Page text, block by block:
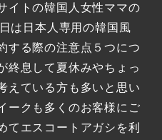
イトの韓国人女性ママの
は日本人専用の韓国風
する際の注意点５つにつ
終息して夏休みやちょっ
えている方も多いと思い
ークも多くのお客様にご
てエスコートアガシを利